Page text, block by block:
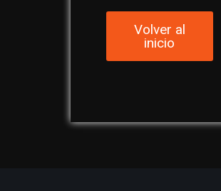
Volver al
inicio